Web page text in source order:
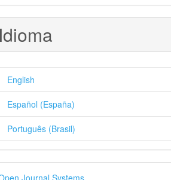
English
Español (España)
Português (Brasil)
Journal Systems